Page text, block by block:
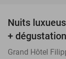
Nuits
+
Grand Hôtel